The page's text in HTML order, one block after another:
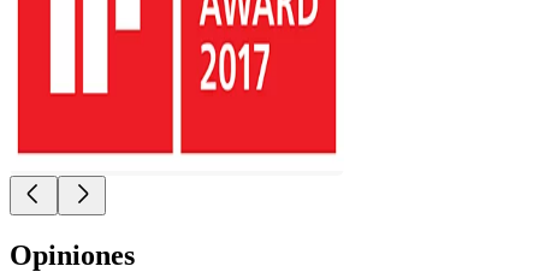
Opiniones